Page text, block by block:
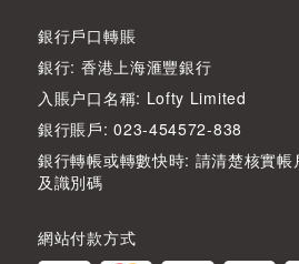
銀行戶口轉賬
銀行: 香港上海滙豐銀行
入賬户口名稱: Lofty Limited
銀行賬戶: 023-454572-838
銀行轉帳或轉數快時: 請清楚核實
及識別碼
網站付款方式